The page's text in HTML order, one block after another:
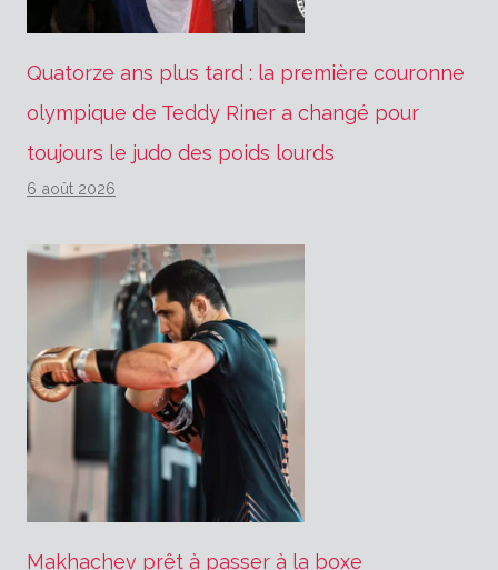
Quatorze ans plus tard : la première couronne
olympique de Teddy Riner a changé pour
toujours le judo des poids lourds
6 août 2026
Makhachev prêt à passer à la boxe